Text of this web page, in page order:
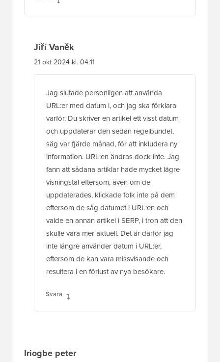
Jiří Vaněk
21 okt 2024 kl. 04:11
Jag slutade personligen att använda
URL:er med datum i, och jag ska förklara
varför. Du skriver en artikel ett visst datum
och uppdaterar den sedan regelbundet,
säg var fjärde månad, för att inkludera ny
information. URL:en ändras dock inte. Jag
fann att sådana artiklar hade mycket lägre
visningstal eftersom, även om de
uppdaterades, klickade folk inte på dem
eftersom de såg datumet i URL:en och
valde en annan artikel i SERP, i tron att den
skulle vara mer aktuell. Det är därför jag
inte längre använder datum i URL:er,
eftersom de kan vara missvisande och
resultera i en förlust av nya besökare.
Svara
Iriogbe peter